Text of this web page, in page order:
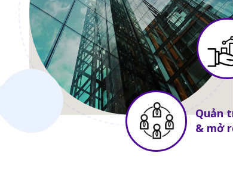
Quản
& mở